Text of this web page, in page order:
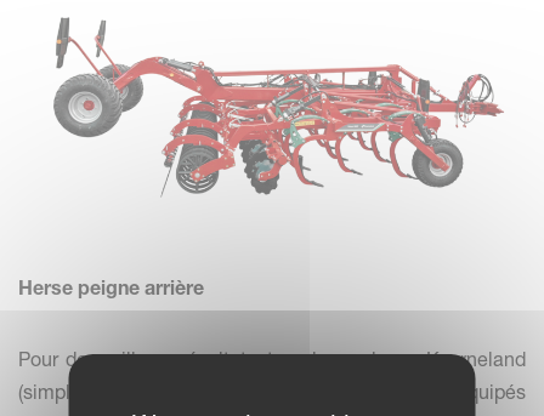
Herse peigne arrière
Pour de meilleurs résultats, tous les rouleaux Kverneland
(simples et doubles) peuvent maintenant être équipés